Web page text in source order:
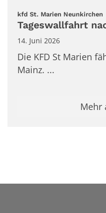
kfd St. Marien Neunkirchen
Tageswallfahrt
14. Juni 2026
Die KFD St Marien
Mainz. ...
Mehr